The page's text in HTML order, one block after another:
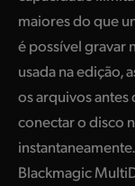
maiores do que
é possível gravar
usada na edição,
os arquivos
conectar o disco
Blackmagic